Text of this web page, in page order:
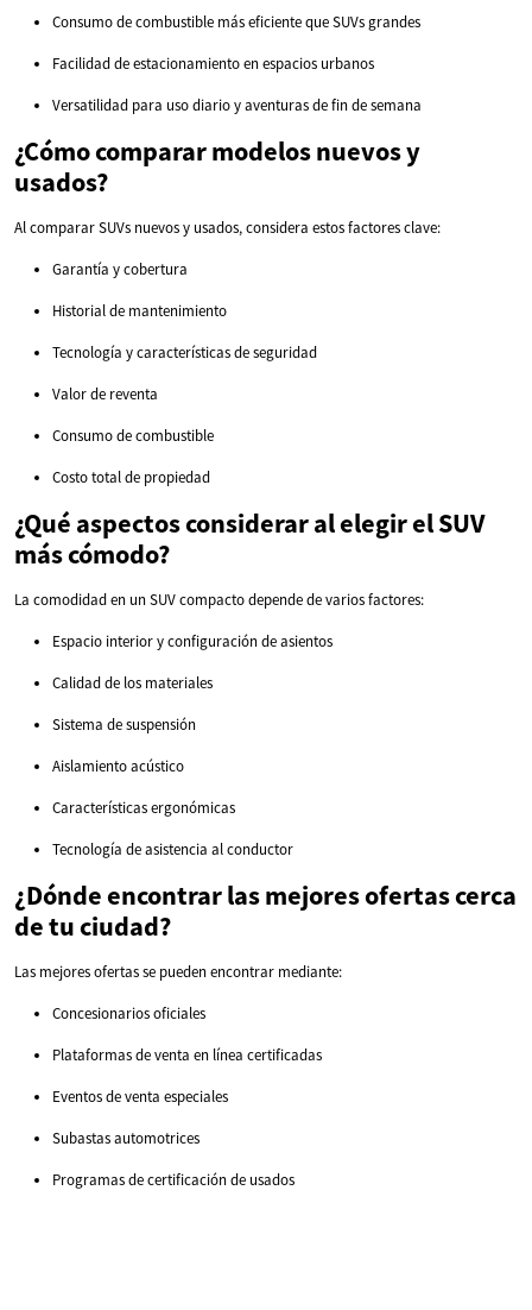
Consumo de combustible más eficiente que SUVs grandes
Facilidad de estacionamiento en espacios urbanos
Versatilidad para uso diario y aventuras de fin de semana
¿Cómo comparar modelos nuevos y
usados?
Al comparar SUVs nuevos y usados, considera estos factores clave:
Garantía y cobertura
Historial de mantenimiento
Tecnología y características de seguridad
Valor de reventa
Consumo de combustible
Costo total de propiedad
¿Qué aspectos considerar al elegir el SUV
más cómodo?
La comodidad en un SUV compacto depende de varios factores:
Espacio interior y configuración de asientos
Calidad de los materiales
Sistema de suspensión
Aislamiento acústico
Características ergonómicas
Tecnología de asistencia al conductor
¿Dónde encontrar las mejores ofertas cerca
de tu ciudad?
Las mejores ofertas se pueden encontrar mediante:
Concesionarios oficiales
Plataformas de venta en línea certificadas
Eventos de venta especiales
Subastas automotrices
Programas de certificación de usados